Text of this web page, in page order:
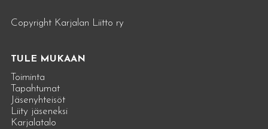
Copyright Karjalan Liitto ry
TULE MUKAAN
Toiminta
Tapahtumat
Jäsenyhteisöt
Liity jäseneksi
Karjalatalo